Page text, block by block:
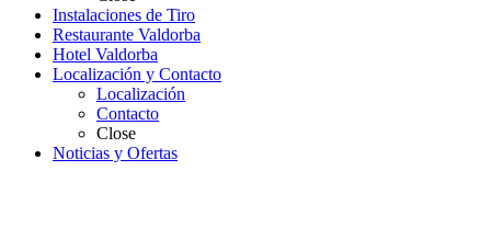
Instalaciones de Tiro
Restaurante Valdorba
Hotel Valdorba
Localización y Contacto
Localización
Contacto
Close
Noticias y Ofertas